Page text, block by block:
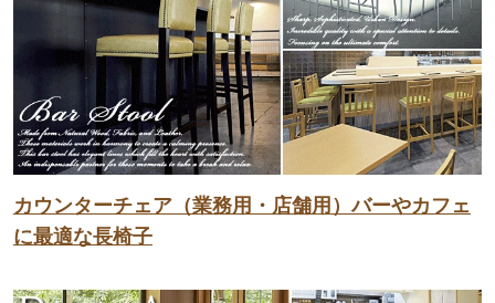
カウンターチェア（業務用・店舗用）バーやカフェ
に最適な長椅子